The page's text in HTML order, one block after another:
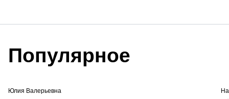
Популярное
Юлия Валерьевна